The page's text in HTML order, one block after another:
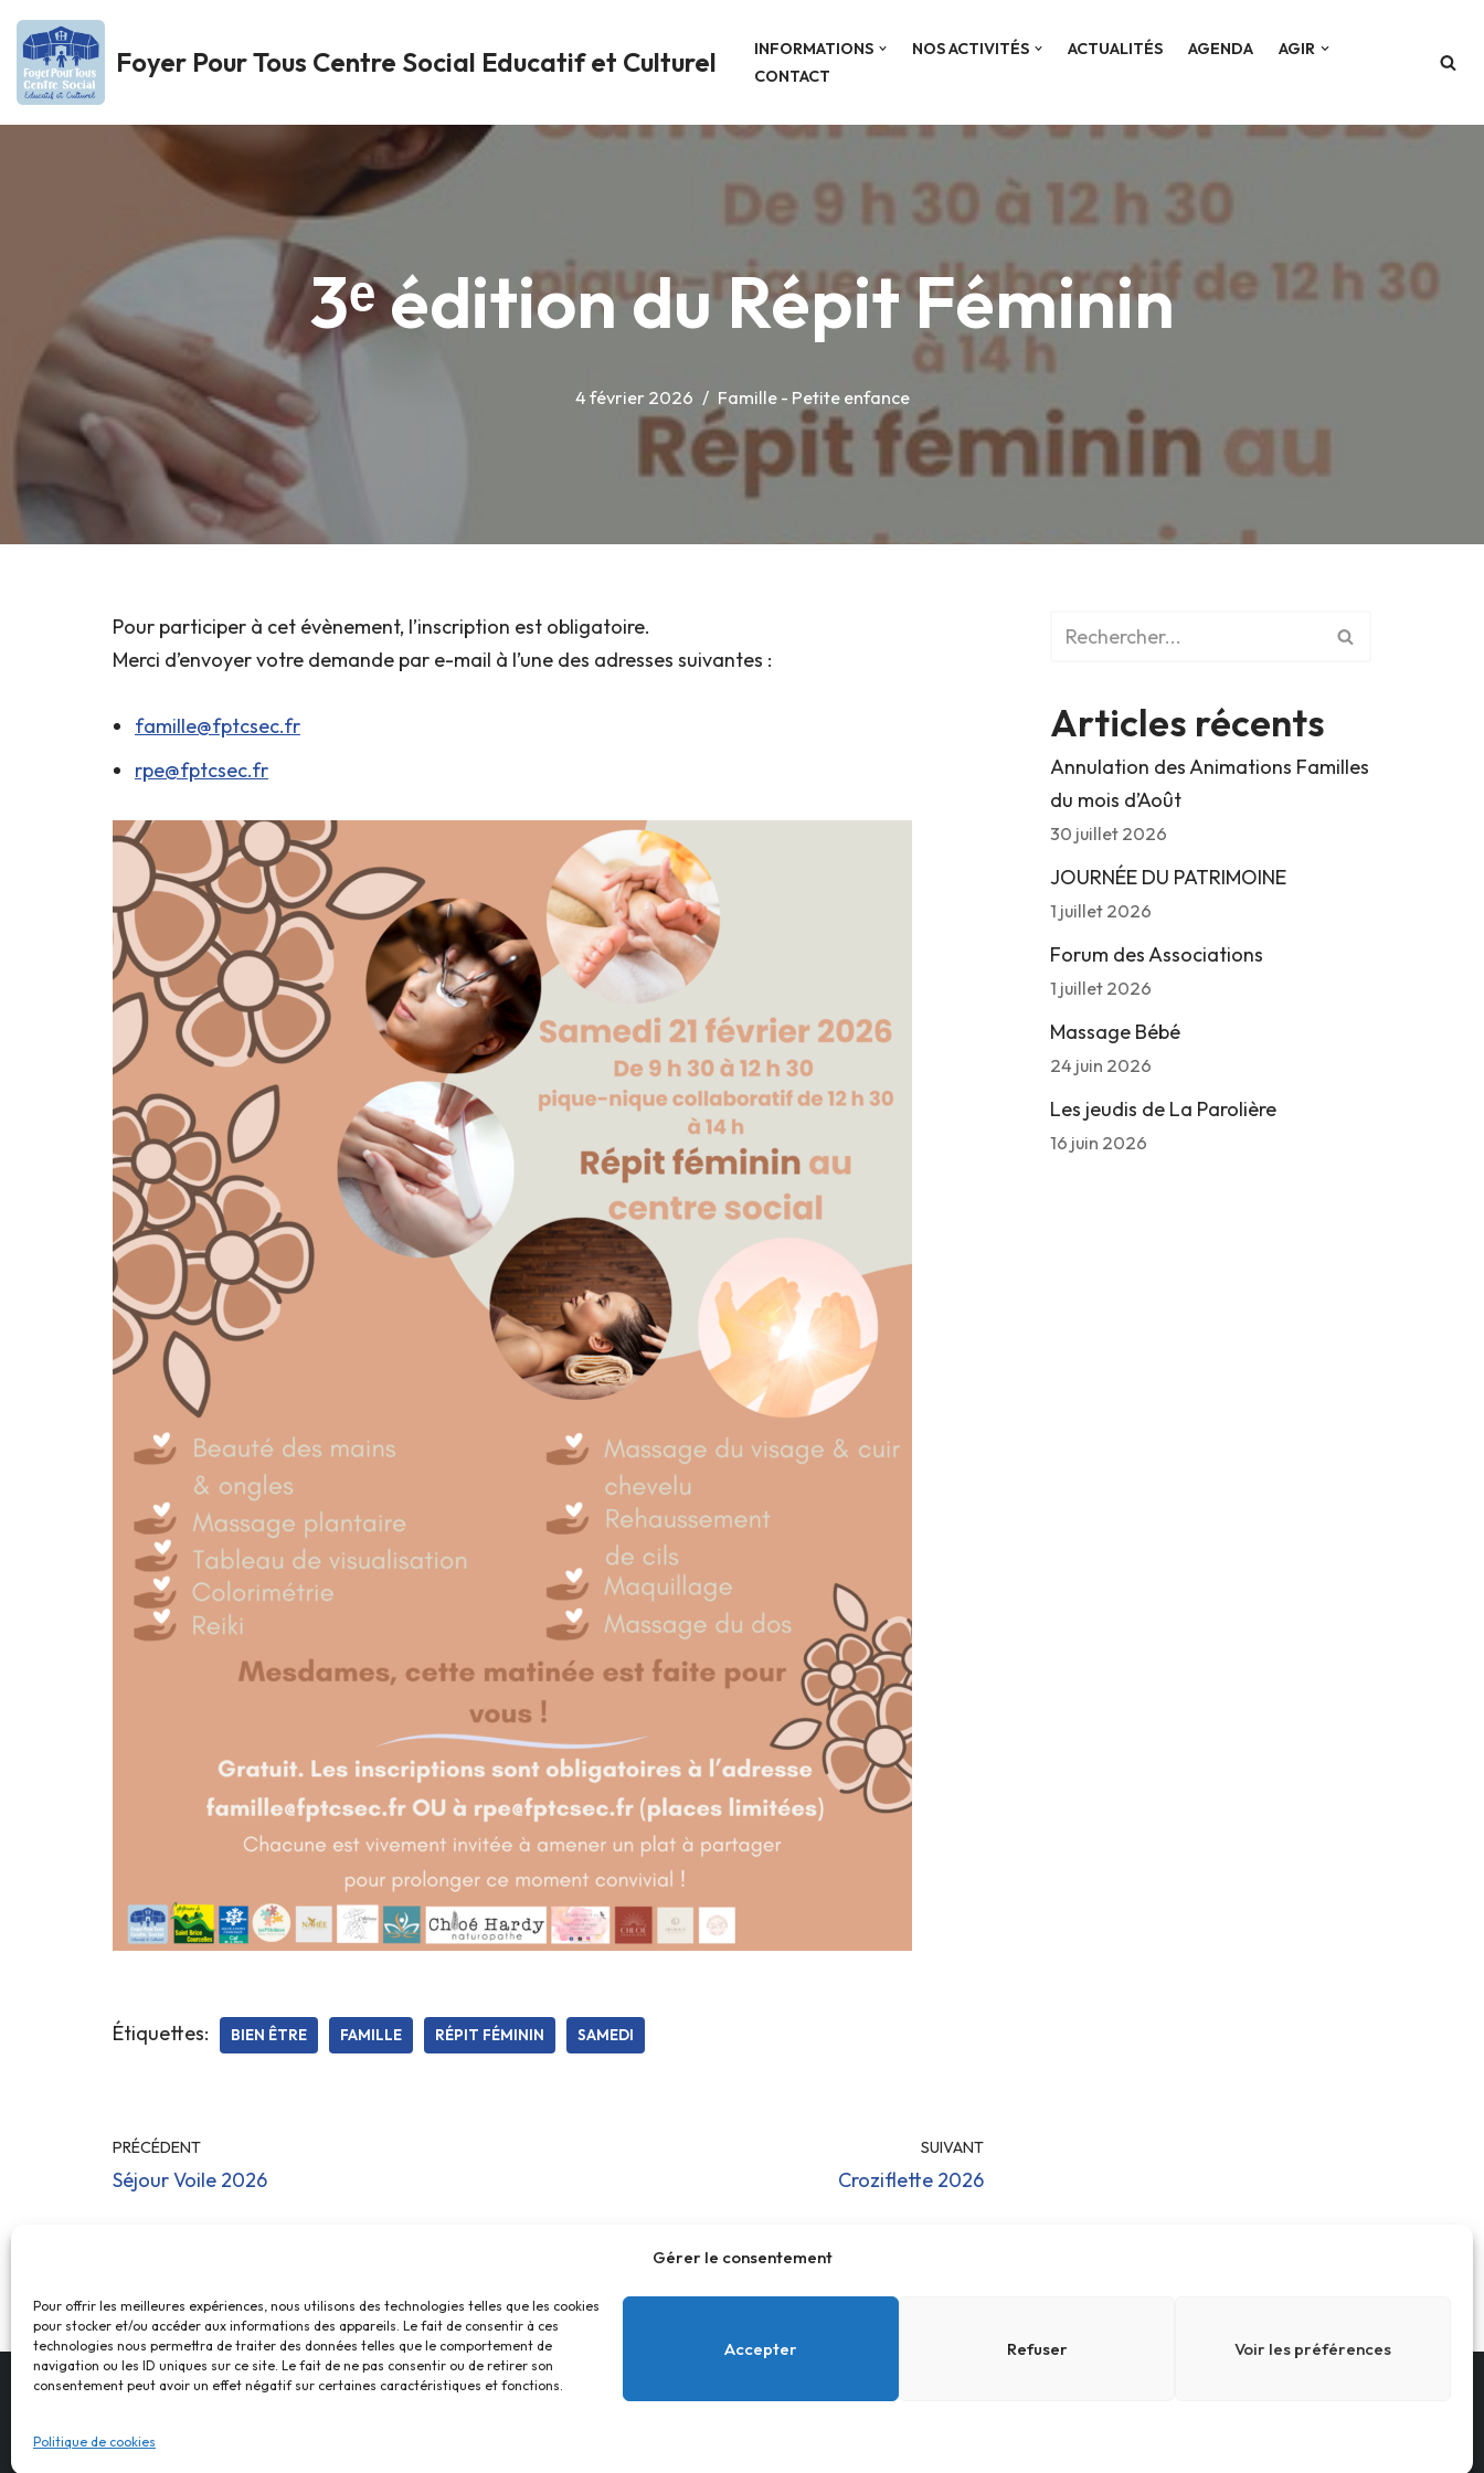
Gérer le consentement
Pour offrir les meilleures expériences, nous utilisons des technologies telles que les cookies
pour stocker et/ou accéder aux informations des appareils. Le fait de consentir à ces
technologies nous permettra de traiter des données telles que le comportement de
navigation ou les ID uniques sur ce site. Le fait de ne pas consentir ou de retirer son
consentement peut avoir un effet négatif sur certaines caractéristiques et fonctions.
Accepter Refuser Voir les préférences
Politique de cookies
Aller
au
contenu
Foyer Pour Tous Centre Social Educatif et Culturel INFORMATIONS NOS ACTIVITÉS ACTUALITÉS AGENDA
AGIR
CONTACT
3ᵉ édition du Répit Féminin
4 février 2026 Famille - Petite enfance
Pour participer à cet évènement, l’inscription est obligatoire.
Merci d’envoyer votre demande par e-mail à l’une des adresses suivantes :
famille@fptcsec.fr
rpe@fptcsec.fr
Étiquettes: BIEN ÊTRE FAMILLE RÉPIT FÉMININ SAMEDI
PRÉCÉDENT
Séjour Voile 2026
SUIVANT
Croziflette 2026
Articles récents
Annulation des Animations Familles
du mois d’Août
30 juillet 2026
JOURNÉE DU PATRIMOINE
1 juillet 2026
Forum des Associations
1 juillet 2026
Massage Bébé
24 juin 2026
Les jeudis de La Parolière
16 juin 2026
Accueil Contact Confidentialité